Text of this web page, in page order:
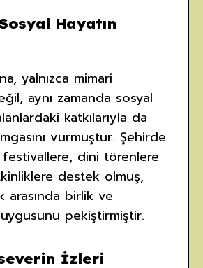
Hayatın
yalnızca mimari
aynı zamanda sosyal
katkılarıyla da
vurmuştur. Şehirde
dini törenlere
destek olmuş,
arasında birlik ve
pekiştirmiştir.
İzleri